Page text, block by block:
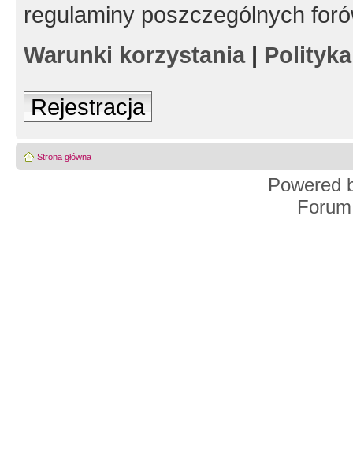
regulaminy poszczególnych
Warunki korzystania|
Rejestracja
Strona główna
Powered